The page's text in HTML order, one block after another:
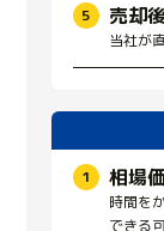
売却
当社が
相場
時間を
できる